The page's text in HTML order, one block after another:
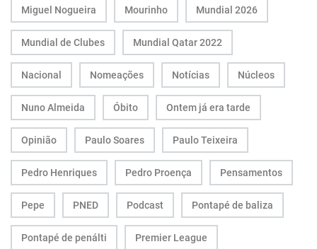
Miguel Nogueira Mourinho Mundial 2026
Mundial de Clubes Mundial Qatar 2022
Nacional Nomeações Notícias Núcleos
Nuno Almeida Óbito Ontem já era tarde
Opinião Paulo Soares Paulo Teixeira
Pedro Henriques Pedro Proença Pensamentos
Pepe PNED Podcast Pontapé de baliza
Pontapé de penálti Premier League